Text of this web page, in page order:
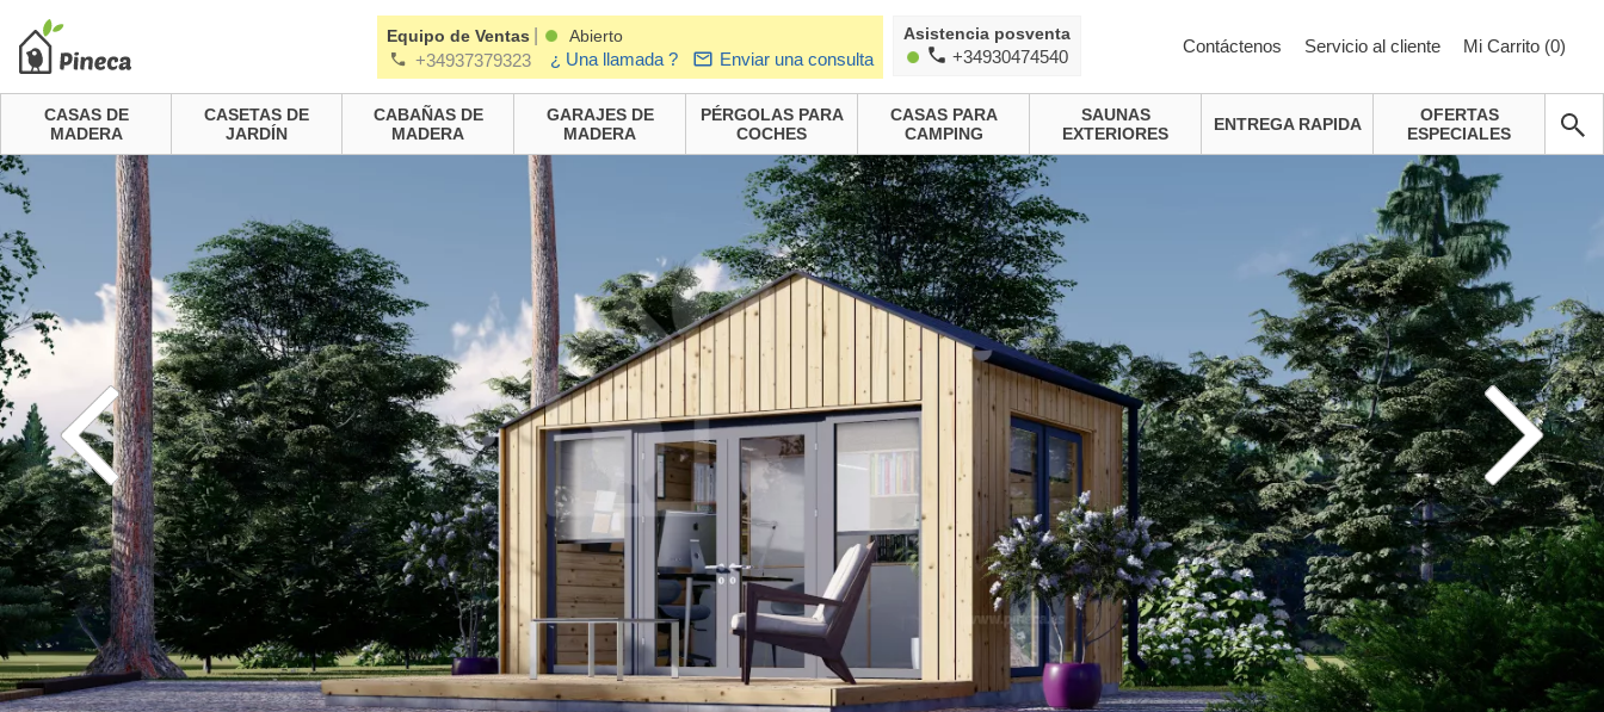
Equipo de Ventas Abierto
+34937379323 ¿ Una llamada ? Enviar una consulta
Asistencia posventa
+34930474540
Contáctenos Servicio al cliente Mi Carrito (0)
CASAS DE
MADERA
CASETAS DE
JARDÍN
CABAÑAS DE
MADERA
GARAJES DE
MADERA
PÉRGOLAS PARA
COCHES
CASAS PARA
CAMPING
SAUNAS
EXTERIORES
ENTREGA RAPIDA
OFERTAS
ESPECIALES